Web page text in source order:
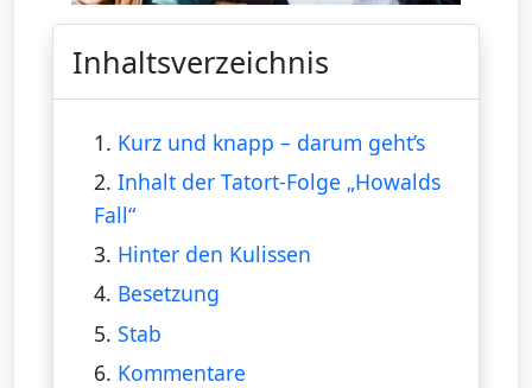
Inhaltsverzeichnis
1. Kurz und knapp – darum geht’s
2. Inhalt der Tatort-Folge „Howalds
Fall“
3. Hinter den Kulissen
4. Besetzung
5. Stab
6. Kommentare